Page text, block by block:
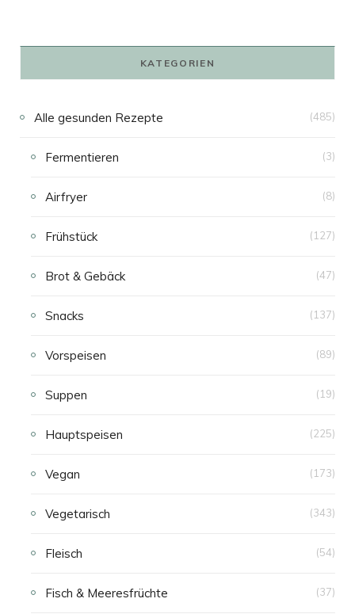
KATEGORIEN
Alle gesunden Rezepte (485)
Fermentieren (3)
Airfryer (8)
Frühstück (127)
Brot & Gebäck (47)
Snacks (137)
Vorspeisen (89)
Suppen (19)
Hauptspeisen (225)
Vegan (173)
Vegetarisch (343)
Fleisch (54)
Fisch & Meeresfrüchte (37)